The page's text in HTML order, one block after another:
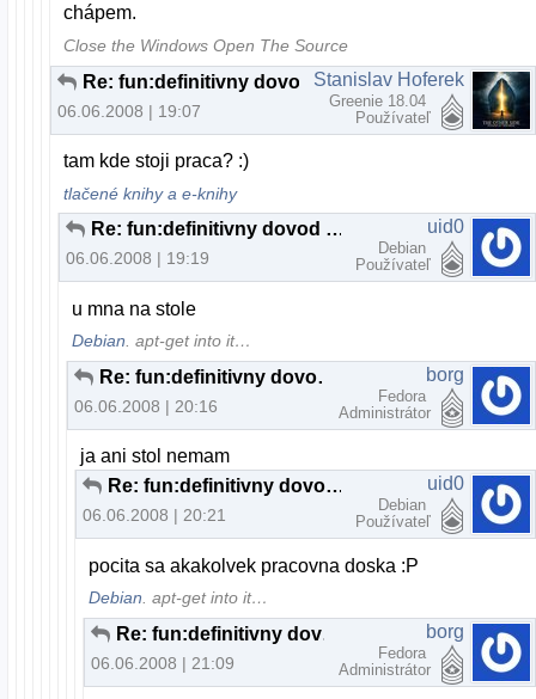
chápem.
Close the Windows Open The Source
Re: fun:definitivny dovod na odchod z MS:)
06.06.2008 | 19:07
Stanislav Hoferek
Greenie 18.04
Používateľ
tam kde stoji praca? :)
tlačené knihy a e-knihy
Re: fun:definitivny dovod na odchod z MS:)
06.06.2008 | 19:19
uid0
Debian
Používateľ
u mna na stole
Debian. apt-get into it…
Re: fun:definitivny dovod na odchod z MS:)
06.06.2008 | 20:16
borg
Fedora
Administrátor
ja ani stol nemam
Re: fun:definitivny dovod na odchod z MS:)
06.06.2008 | 20:21
uid0
Debian
Používateľ
pocita sa akakolvek pracovna doska :P
Debian. apt-get into it…
Re: fun:definitivny dovod na odchod z MS:)
06.06.2008 | 21:09
borg
Fedora
Administrátor